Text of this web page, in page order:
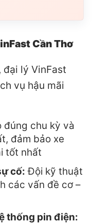
Cần Thơ
đại lý VinFast
vụ hậu mãi
đúng chu kỳ và
đảm bảo xe
tốt nhất
cố: Đội kỹ thuật
các vấn đề cơ –
thống pin điện: